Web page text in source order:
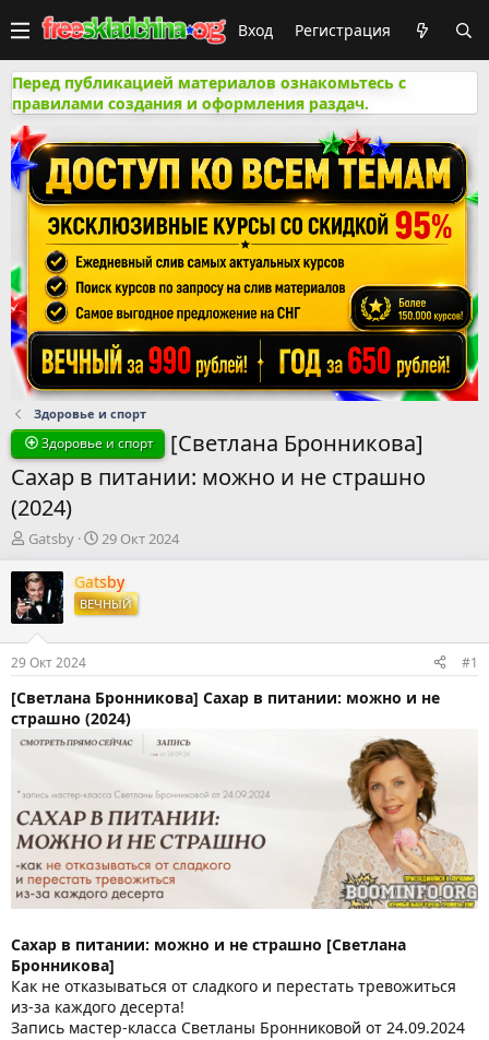
Вход Регистрация
Перед публикацией материалов ознакомьтесь с
правилами создания и оформления раздач.
Здоровье и спорт
Здоровье и спорт
[Светлана Бронникова]
Сахар в питании: можно и не страшно
(2024)
А
т
о
р
т
е
м
ы
Gatsby
Д
т
а
н
а
л
а
29 Окт 2024
Gatsby
ВЕЧНЫЙ
29 Окт 2024 #1
[Светлана Бронникова] Сахар в питании: можно и не
страшно (2024)
Сахар в питании: можно и не страшно [Светлана
Бронникова]
Как не отказываться от сладкого и перестать тревожиться
из-за каждого десерта!
Запись мастер-класса Светланы Бронниковой от 24.09.2024